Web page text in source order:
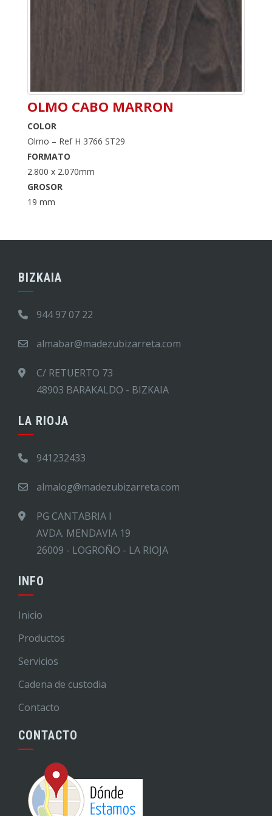
OLMO CABO MARRON
COLOR
Olmo – Ref H 3766 ST29
FORMATO
2.800 x 2.070mm
GROSOR
19 mm
BIZKAIA
944 97 07 22
almabar@madezubizarreta.com
C/ RETUERTO 73
48903 BARAKALDO - BIZKAIA
LA RIOJA
941232433
almalog@madezubizarreta.com
PG CANTABRIA I
AVDA. MENDAVIA 19
26009 - LOGROÑO - LA RIOJA
INFO
Inicio
Productos
Servicios
Cadena de custodia
Contacto
CONTACTO